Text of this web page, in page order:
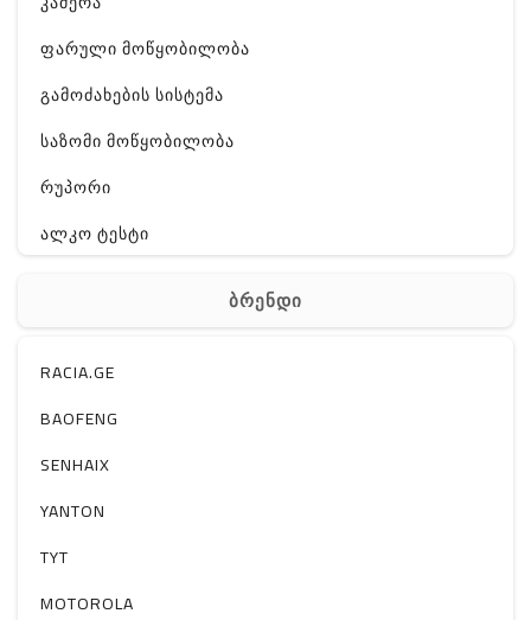
ფარული მოწყობილობა
გამოძახების სისტემა
საზომი მოწყობილობა
რუპორი
ალკო ტესტი
ელ. მოწყობილობები
მაგნიტი
სხვა
ბრენდი
RACIA.GE
BAOFENG
SENHAIX
YANTON
TYT
MOTOROLA